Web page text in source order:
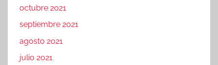
octubre 2021
septiembre 2021
agosto 2021
julio 2021